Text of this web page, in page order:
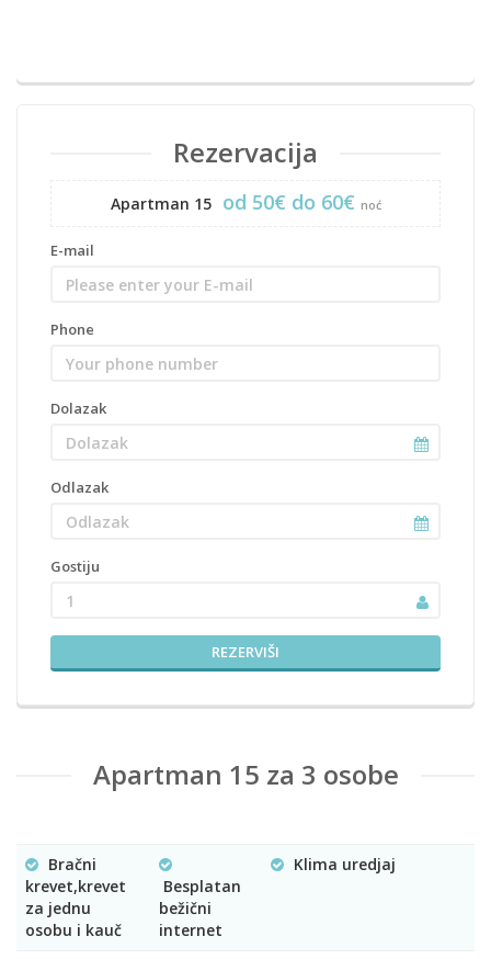
Rezervacija
Apartman 15 od 50€ do 60€ noć
E-mail
Phone
Dolazak
Odlazak
Gostiju
1
REZERVIŠI
Apartman 15 za 3 osobe
Bračni
krevet,krevet
za jednu
osobu i kauč
Besplatan
bežični
internet
Klima uredjaj